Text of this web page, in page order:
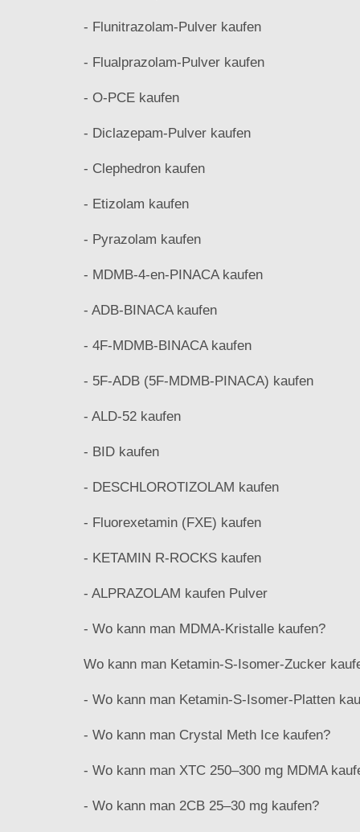
- Flunitrazolam-Pulver kaufen
- Flualprazolam-Pulver kaufen
- O-PCE kaufen
- Diclazepam-Pulver kaufen
- Clephedron kaufen
- Etizolam kaufen
- Pyrazolam kaufen
- MDMB-4-en-PINACA kaufen
- ADB-BINACA kaufen
- 4F-MDMB-BINACA kaufen
- 5F-ADB (5F-MDMB-PINACA) kaufen
- ALD-52 kaufen
- BID kaufen
- DESCHLOROTIZOLAM kaufen
- Fluorexetamin (FXE) kaufen
- KETAMIN R-ROCKS kaufen
- ALPRAZOLAM kaufen Pulver
- Wo kann man MDMA-Kristalle kaufen?
Wo kann man Ketamin-S-Isomer-Zucker
- Wo kann man Ketamin-S-Isomer-Platten
- Wo kann man Crystal Meth Ice kaufen?
- Wo kann man XTC 250–300 mg MDMA
- Wo kann man 2CB 25–30 mg kaufen?